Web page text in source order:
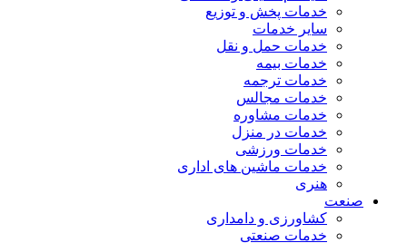
خدمات پخش و توزیع
سایر خدمات
خدمات حمل و نقل
خدمات بیمه
خدمات ترجمه
خدمات مجالس
خدمات مشاوره
خدمات در منزل
خدمات ورزشی
خدمات ماشین های اداری
هنری
صنعت
کشاورزی و دامداری
خدمات صنعتی